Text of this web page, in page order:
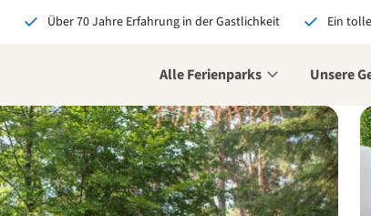
Über 70 Jahre Erfahrung in der Gastlichkeit Ein
Alle Ferienparks Unsere